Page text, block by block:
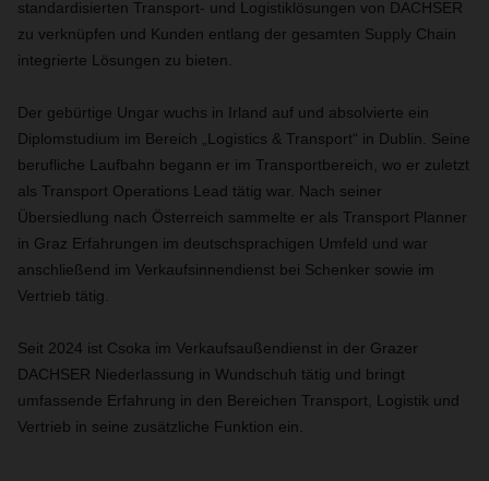
standardisierten Transport- und Logistiklösungen von DACHSER
zu verknüpfen und Kunden entlang der gesamten Supply Chain
integrierte Lösungen zu bieten.
Der gebürtige Ungar wuchs in Irland auf und absolvierte ein
Diplomstudium im Bereich „Logistics & Transport“ in Dublin. Seine
berufliche Laufbahn begann er im Transportbereich, wo er zuletzt
als Transport Operations Lead tätig war. Nach seiner
Übersiedlung nach Österreich sammelte er als Transport Planner
in Graz Erfahrungen im deutschsprachigen Umfeld und war
anschließend im Verkaufsinnendienst bei Schenker sowie im
Vertrieb tätig.
Seit 2024 ist Csoka im Verkaufsaußendienst in der Grazer
DACHSER Niederlassung in Wundschuh tätig und bringt
umfassende Erfahrung in den Bereichen Transport, Logistik und
Vertrieb in seine zusätzliche Funktion ein.